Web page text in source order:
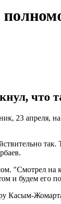
что
23 апреля,
"Смотрел
и будем его
Касым-